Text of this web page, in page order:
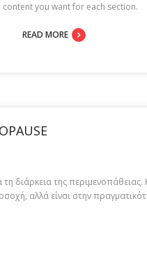
content you want for each section.
READ MORE
διάρκεια της περιμενοπάθειας.
αλλά είναι στην